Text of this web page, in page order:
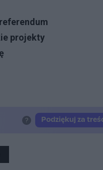
projekty